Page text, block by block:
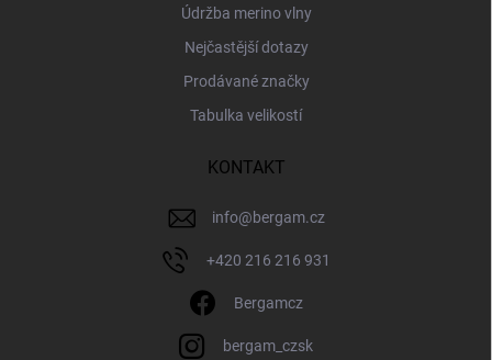
Údržba merino vlny
Nejčastější dotazy
Prodávané značky
Tabulka velikostí
KONTAKT
info@bergam.cz
+420 216 216 931
Bergamcz
bergam_czsk